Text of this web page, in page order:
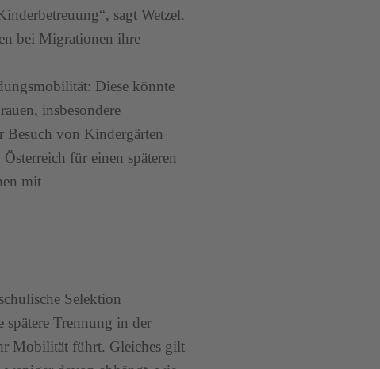
sagt Wetzel.
bei Migrationen ihre
Diese könnte
insbesondere
Besuch von Kindergärten
für einen späteren
mit
Selektion
spätere Trennung in der
Mobilität führt. Gleiches gilt